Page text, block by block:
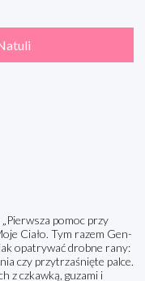
pomoc przy
Ciało. Tym razem Gen-
opatrywać drobne rany:
czy przytrzaśnięte palce.
z czkawką, guzami i